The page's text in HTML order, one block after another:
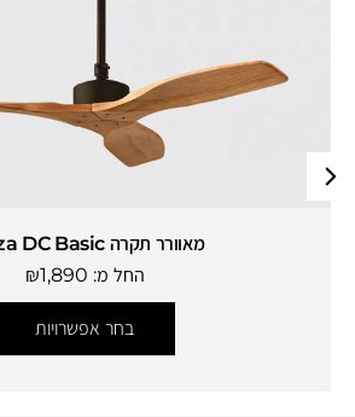
מאוורר תקרה Balza DC Basic
החל מ:
₪1,890
בחר אפשרויות